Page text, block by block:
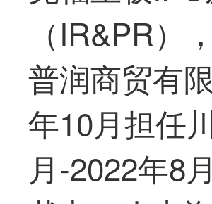
（IR&PR）
普润商贸有
年10月担任
月-2022年8